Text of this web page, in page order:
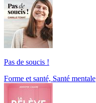
Pas de soucis !
Forme et santé, Santé mentale